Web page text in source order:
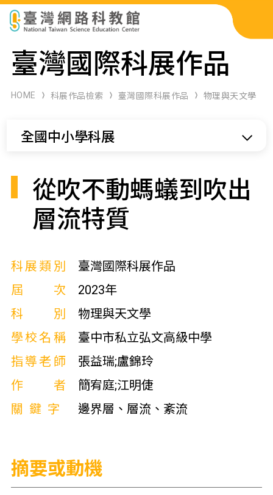
科展作品檢索
科學研習月刊
臺灣國際科展作品
HOME 科展作品檢索 臺灣國際科展作品 物理與天文學
全國中小學科展
從吹不動螞蟻到吹出
層流特質
科展類別
臺灣國際科展作品
屆次
2023年
科別
物理與天文學
學校名稱
臺中市私立弘文高級中學
指導老師
張益瑞;盧錦玲
作者
簡宥庭;江明倢
關鍵字
邊界層、層流、紊流
摘要或動機